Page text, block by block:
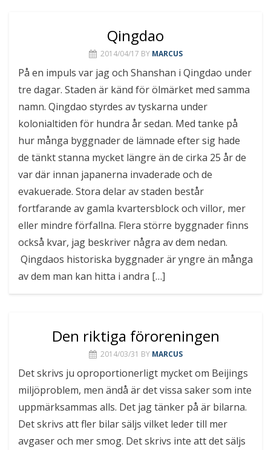
Qingdao
2014/04/17 BY MARCUS
På en impuls var jag och Shanshan i Qingdao under
tre dagar. Staden är känd för ölmärket med samma
namn. Qingdao styrdes av tyskarna under
kolonialtiden för hundra år sedan. Med tanke på
hur många byggnader de lämnade efter sig hade
de tänkt stanna mycket längre än de cirka 25 år de
var där innan japanerna invaderade och de
evakuerade. Stora delar av staden består
fortfarande av gamla kvartersblock och villor, mer
eller mindre förfallna. Flera större byggnader finns
också kvar, jag beskriver några av dem nedan.
Qingdaos historiska byggnader är yngre än många
av dem man kan hitta i andra […]
Den riktiga föroreningen
2014/03/31 BY MARCUS
Det skrivs ju oproportionerligt mycket om Beijings
miljöproblem, men ändå är det vissa saker som inte
uppmärksammas alls. Det jag tänker på är bilarna.
Det skrivs att fler bilar säljs vilket leder till mer
avgaser och mer smog. Det skrivs inte att det säljs